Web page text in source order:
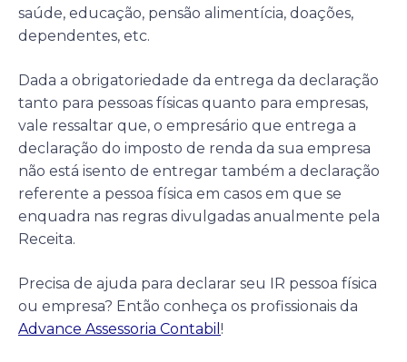
saúde, educação, pensão alimentícia, doações,
dependentes, etc.
Dada a obrigatoriedade da entrega da declaração
tanto para pessoas físicas quanto para empresas,
vale ressaltar que, o empresário que entrega a
declaração do imposto de renda da sua empresa
não está isento de entregar também a declaração
referente a pessoa física em casos em que se
enquadra nas regras divulgadas anualmente pela
Receita.
Precisa de ajuda para declarar seu IR pessoa física
ou empresa? Então conheça os profissionais da
Advance Assessoria Contabil !